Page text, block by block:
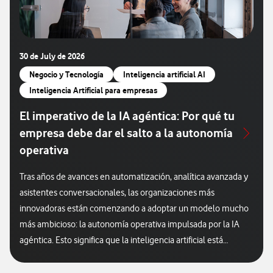
30 de July de 2026
Negocio y Tecnología
Inteligencia artificial AI
Inteligencia Artificial para empresas
El imperativo de la IA agéntica: Por qué tu
empresa debe dar el salto a la autonomía
operativa
Tras años de avances en automatización, analítica avanzada y
asistentes conversacionales, las organizaciones más
innovadoras están comenzando a adoptar un modelo mucho
más ambicioso: la autonomía operativa impulsada por la IA
agéntica. Esto significa que la inteligencia artificial está